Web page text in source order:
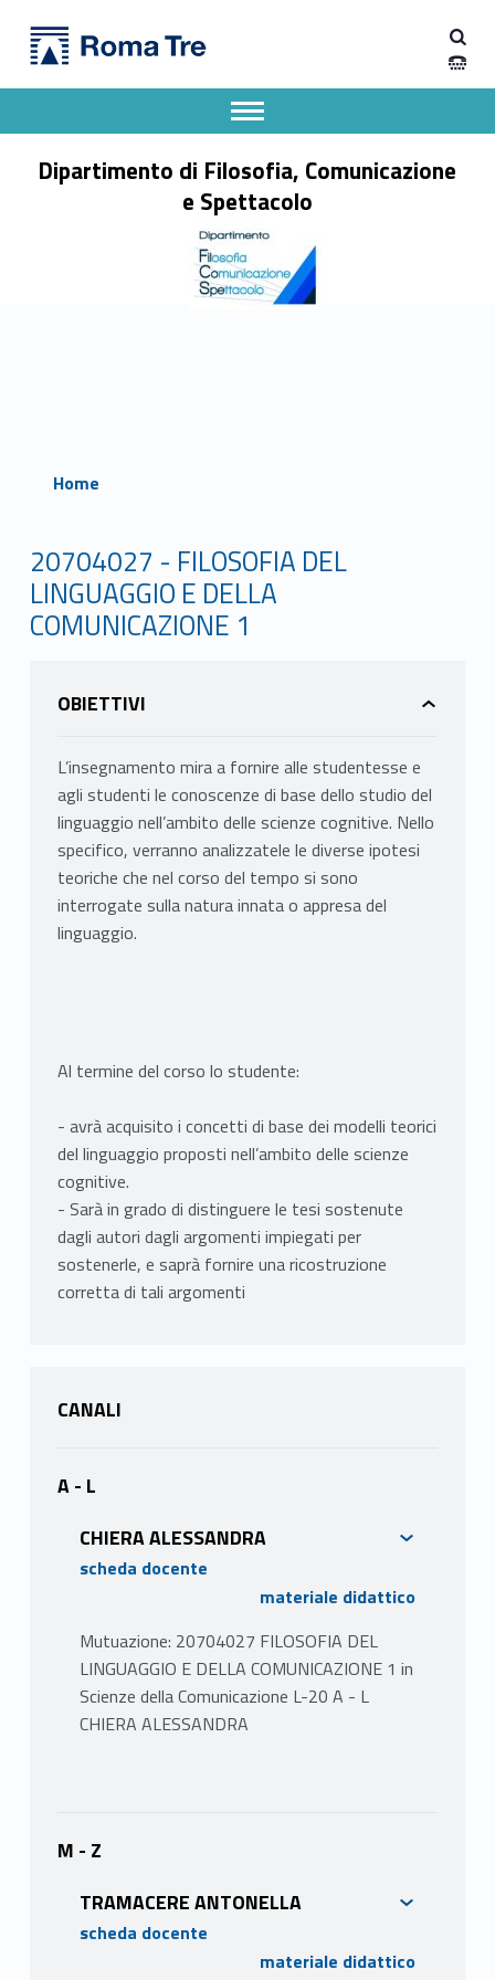
Dipartimento di Filosofia, Comunicazione e Spettacolo
Dipartimento di Filosofia, Comunicazione
e Spettacolo
Apri il menu secondario
Header info sidebar
Home
20704027 - FILOSOFIA DEL
LINGUAGGIO E DELLA
COMUNICAZIONE 1
OBIETTIVI
L’insegnamento mira a fornire alle studentesse e
agli studenti le conoscenze di base dello studio del
linguaggio nell’ambito delle scienze cognitive. Nello
specifico, verranno analizzatele le diverse ipotesi
teoriche che nel corso del tempo si sono
interrogate sulla natura innata o appresa del
linguaggio.
Al termine del corso lo studente:
- avrà acquisito i concetti di base dei modelli teorici
del linguaggio proposti nell’ambito delle scienze
cognitive.
- Sarà in grado di distinguere le tesi sostenute
dagli autori dagli argomenti impiegati per
sostenerle, e saprà fornire una ricostruzione
corretta di tali argomenti
CANALI
A - L
CHIERA ALESSANDRA
scheda docente
materiale didattico
Mutuazione: 20704027 FILOSOFIA DEL
LINGUAGGIO E DELLA COMUNICAZIONE 1 in
Scienze della Comunicazione L-20 A - L
CHIERA ALESSANDRA
relativa a un particolare aspetto delle
linguaggio–, analizzando le diverse ipotesi
che nel tempo sono state avanzate sul
tema, soprattutto nell’ambito delle scienze
M - Z
TRAMACERE ANTONELLA
scheda docente
materiale didattico